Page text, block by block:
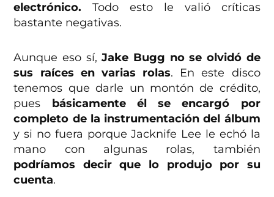
electrónico. Todo esto le valió críticas
bastante negativas.
Aunque eso sí,Jake Bugg no se olvidó de
sus raíces en varias rolas. En este disco
tenemos que darle un montón de crédito,
pues básicamente él se encargó por
completo de la instrumentación del álbum
y si no fuera porque Jacknife Lee le echó la
mano con algunas rolas, también
podríamos decir que lo produjo por su
cuenta.